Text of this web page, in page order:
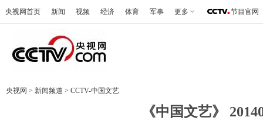
央视网首页 新闻 视频 经济 体育 军事 更多 节目官网
央视网 > 新闻频道 > CCTV-中国文艺
《中国文艺》